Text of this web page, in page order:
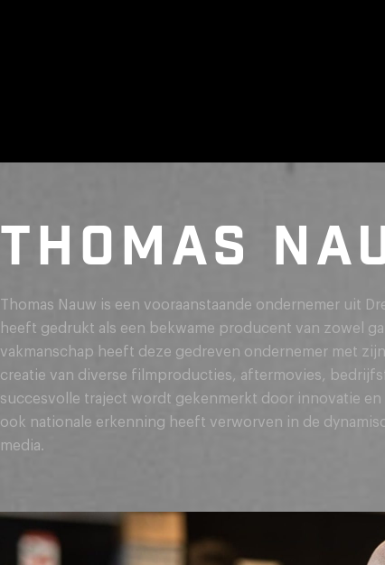
THOMAS
Thomas Nauw is een vooraanstaande ondernemer uit
heeft gedrukt als een bekwame producent van zowel
vakmanschap heeft deze gedreven ondernemer met
creatie van diverse filmproducties, aftermovies,
succesvolle traject wordt gekenmerkt door innovatie en
ook nationale erkenning heeft verworven in de
media.